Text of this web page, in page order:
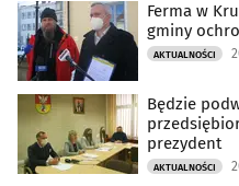
Ferma w
gminy
AKTUALNOŚCI
Będzie
prezydent
AKTUALNOŚCI